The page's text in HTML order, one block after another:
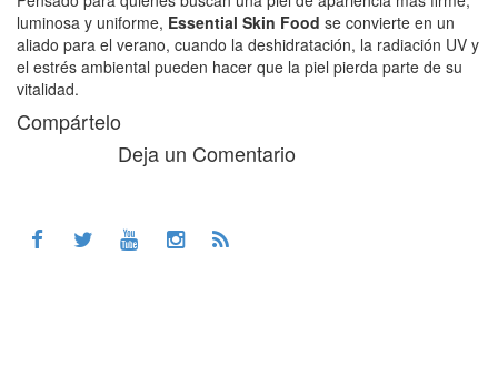
luminosa y uniforme, Essential Skin Food se convierte en un
aliado para el verano, cuando la deshidratación, la radiación UV y
el estrés ambiental pueden hacer que la piel pierda parte de su
vitalidad.
Compártelo
Deja un Comentario